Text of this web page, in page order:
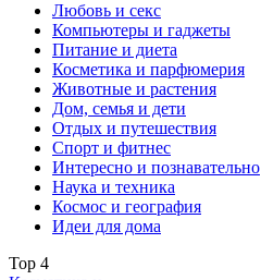
Любовь и секс
Компьютеры и гаджеты
Питание и диета
Косметика и парфюмерия
Животные и растения
Дом, семья и дети
Отдых и путешествия
Спорт и фитнес
Интересно и познавательно
Наука и техника
Космос и география
Идеи для дома
Top 4